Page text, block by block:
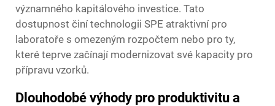
významného kapitálového investice. Tato
dostupnost činí technologii SPE atraktivní pro
laboratoře s omezeným rozpočtem nebo pro ty,
které teprve začínají modernizovat své kapacity pro
přípravu vzorků.
Dlouhodobé výhody pro produktivitu a